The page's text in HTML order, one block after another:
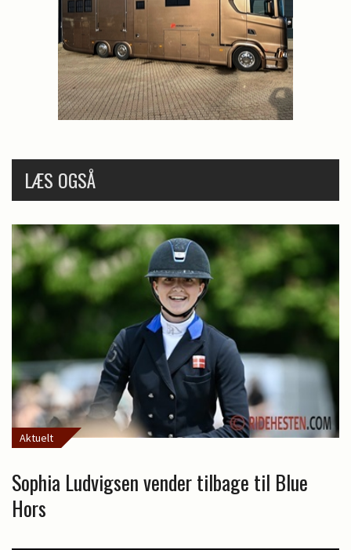
LÆS OGSÅ
Aktuelt
Sophia Ludvigsen vender tilbage til Blue
Hors